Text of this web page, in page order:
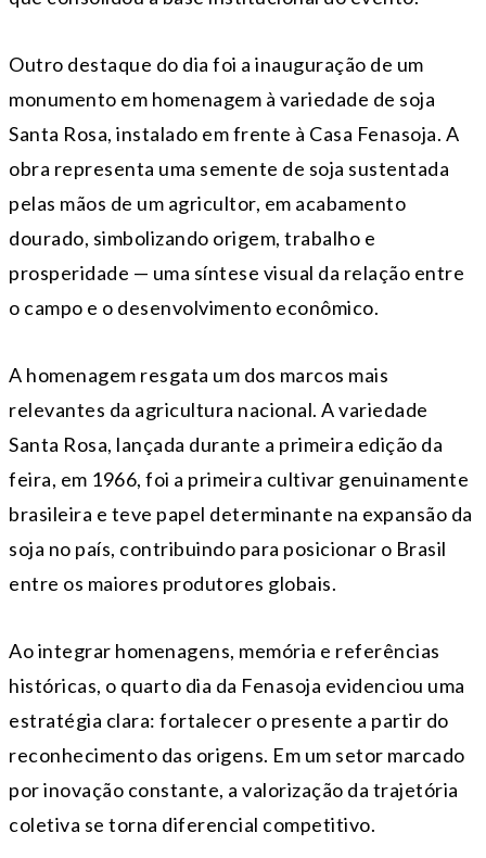
Outro destaque do dia foi a inauguração de um
monumento em homenagem à variedade de soja
Santa Rosa, instalado em frente à Casa Fenasoja. A
obra representa uma semente de soja sustentada
pelas mãos de um agricultor, em acabamento
dourado, simbolizando origem, trabalho e
prosperidade — uma síntese visual da relação entre
o campo e o desenvolvimento econômico.
A homenagem resgata um dos marcos mais
relevantes da agricultura nacional. A variedade
Santa Rosa, lançada durante a primeira edição da
feira, em 1966, foi a primeira cultivar genuinamente
brasileira e teve papel determinante na expansão da
soja no país, contribuindo para posicionar o Brasil
entre os maiores produtores globais.
Ao integrar homenagens, memória e referências
históricas, o quarto dia da Fenasoja evidenciou uma
estratégia clara: fortalecer o presente a partir do
reconhecimento das origens. Em um setor marcado
por inovação constante, a valorização da trajetória
coletiva se torna diferencial competitivo.